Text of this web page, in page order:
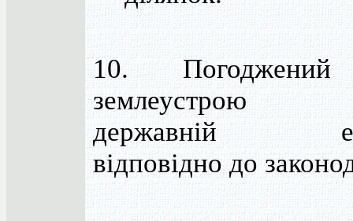
10. Погоджений
землеустрою
державній
відповідно до